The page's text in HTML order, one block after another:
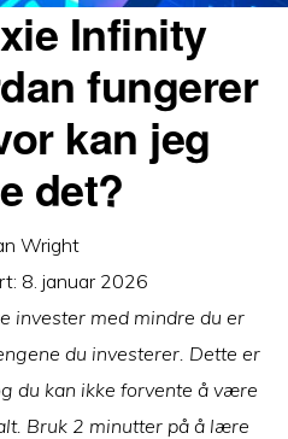
Infinity
fungerer
kan jeg
det?
Wright
8. januar 2026
invester med mindre du er
du investerer. Dette er
du kan ikke forvente å være
Bruk 2 minutter på å lære